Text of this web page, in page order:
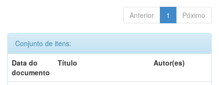
Anterior 1 Póximo
Conjunto de itens:
Data do
documento
Título Autor(es)